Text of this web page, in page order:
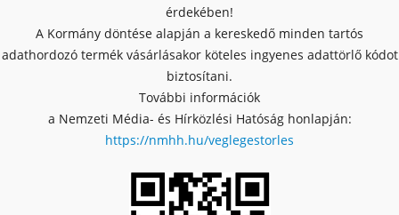
érdekében!
A Kormány döntése alapján a kereskedő minden tartós
adathordozó termék vásárlásakor köteles ingyenes adattörlő kódot
biztosítani.
További információk
a Nemzeti Média- és Hírközlési Hatóság honlapján:
https://nmhh.hu/veglegestorles